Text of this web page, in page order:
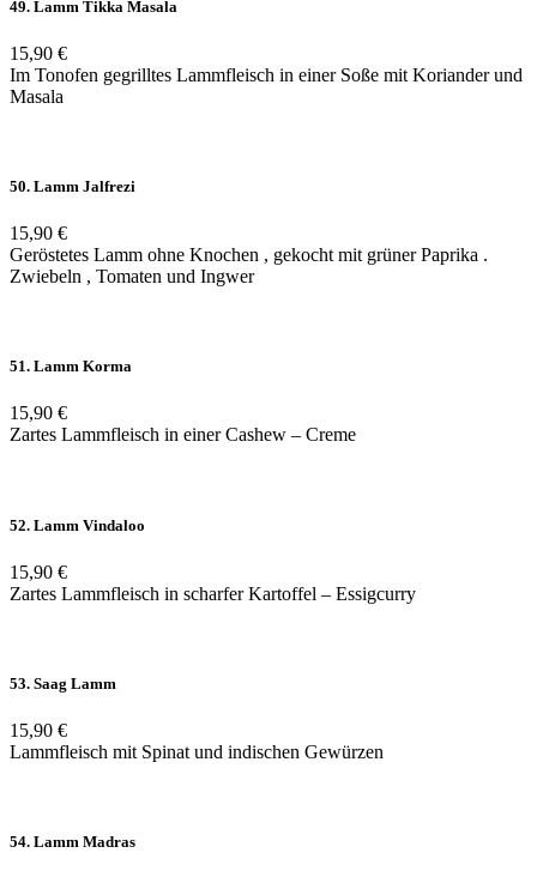
49. Lamm Tikka Masala
15,90 €
Im Tonofen gegrilltes Lammfleisch in einer Soße mit Koriander und
Masala
50. Lamm Jalfrezi
15,90 €
Geröstetes Lamm ohne Knochen , gekocht mit grüner Paprika .
Zwiebeln , Tomaten und Ingwer
51. Lamm Korma
15,90 €
Zartes Lammfleisch in einer Cashew – Creme
52. Lamm Vindaloo
15,90 €
Zartes Lammfleisch in scharfer Kartoffel – Essigcurry
53. Saag Lamm
15,90 €
Lammfleisch mit Spinat und indischen Gewürzen
54. Lamm Madras